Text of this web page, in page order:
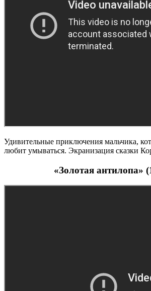
Удивительные приключения мальчика,
любит умываться. Экранизация сказки
«Золотая антилопа»